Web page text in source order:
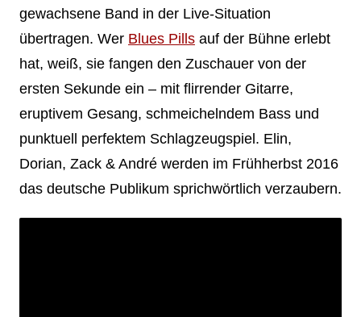
gewachsene Band in der Live-Situation
übertragen. Wer Blues Pillsauf der Bühne erlebt
hat, weiß, sie fangen den Zuschauer von der
ersten Sekunde ein – mit flirrender Gitarre,
eruptivem Gesang, schmeichelndem Bass und
punktuell perfektem Schlagzeugspiel. Elin,
Dorian, Zack & André werden im Frühherbst 2016
das deutsche Publikum sprichwörtlich verzaubern.